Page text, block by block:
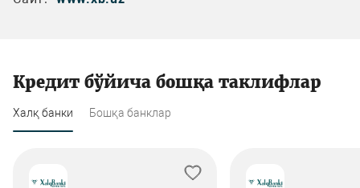
Кредит бўйича бошқа таклифлар
Халқ банки Бошқа банклар